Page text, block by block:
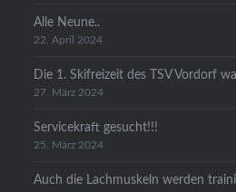
Alle Neune..
22. April 2024
Die 1. Skifreizeit des TSV Vordorf
27. März 2024
Servicekraft gesucht!!!
25. März 2024
Auch die Lachmuskeln werden